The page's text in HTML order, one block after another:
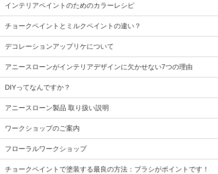
インテリアペイントのためのカラーレシピ
チョークペイントとミルクペイントの違い？
デコレーションアップリケについて
アニースローンがインテリアデザインに欠かせない7つの理由
DIYってなんですか？
アニースローン製品 取り扱い説明
ワークショップのご案内
フローラルワークショップ
チョークペイントで塗装する最良の方法：ブラシがポイントです！